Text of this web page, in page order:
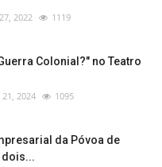
2022 1119
Colonial?" no Teatro
2024 1095
da Póvoa de